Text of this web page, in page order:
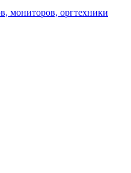
мониторов, оргтехники